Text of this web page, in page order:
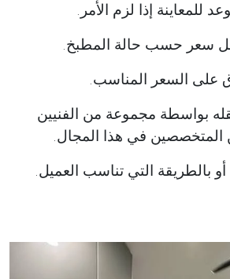
للمعاينة إذا لزم الأمر.
سعر حسب حالة المطبخ.
على السعر المناسب.
بواسطة مجموعة من الفنيين
المتخصصين في هذا المجال.
أو بالطريقة التي تناسب العميل.